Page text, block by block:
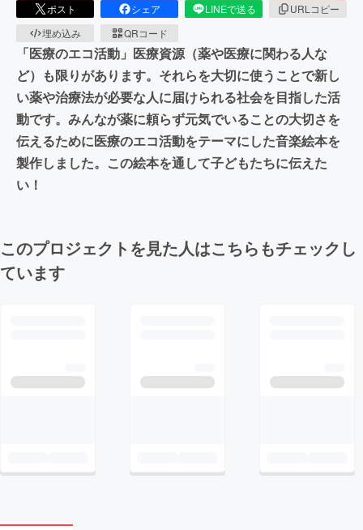
ポスト シェア LINEで送る
URLコピー
埋め込み
QRコード
「医療のエコ活動」医療資源（薬や医療に関わる人な
ど）も限りがあります。それらを大切に使うことで新し
い薬や治療法が必要な人に届けられる社会を目指した活
動です。みんなが薬に頼らず元気でいることの大切さを
伝えるために医療のエコ活動をテーマにした音楽絵本を
製作しました。この絵本を通して子どもたちに伝えた
い！
このプロジェクトを見た人はこちらもチェックし
ています